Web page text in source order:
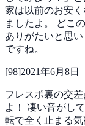
家は以前のお安
ましたよ。
どこ
ありがたいと思い
ですね。
[98]2021年6月8日
フレスポ裏の交差
よ！ 凄い音がし
転で全く止まる